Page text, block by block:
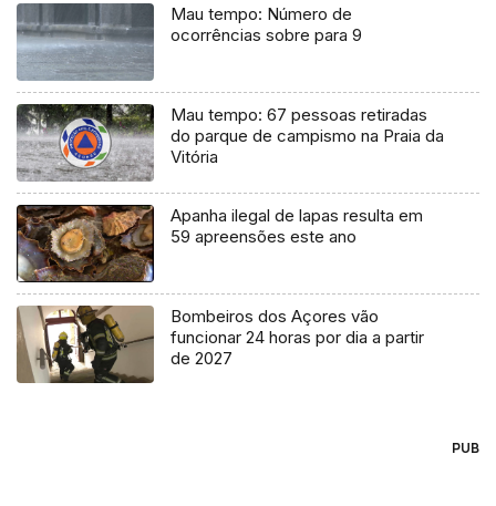
Mau tempo: Número de
ocorrências sobre para 9
Mau tempo: 67 pessoas retiradas
do parque de campismo na Praia da
Vitória
Apanha ilegal de lapas resulta em
59 apreensões este ano
Bombeiros dos Açores vão
funcionar 24 horas por dia a partir
de 2027
PUB